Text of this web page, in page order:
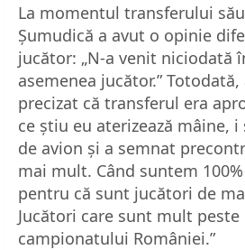
La momentul transferului
Șumudică a avut o opinie
jucător: „N-a venit niciodată
asemenea jucător.”
precizat că transferul era
ce știu eu aterizează mâine,
de avion și a semnat
mai mult. Când suntem
pentru că sunt jucători de
Jucători care sunt mult peste
campionatului României.”